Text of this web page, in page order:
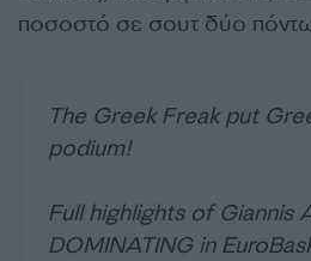
ποσοστό σε σουτ δύο
The Greek Freak put
podium!
Full highlights of Giannis
DOMINATING in